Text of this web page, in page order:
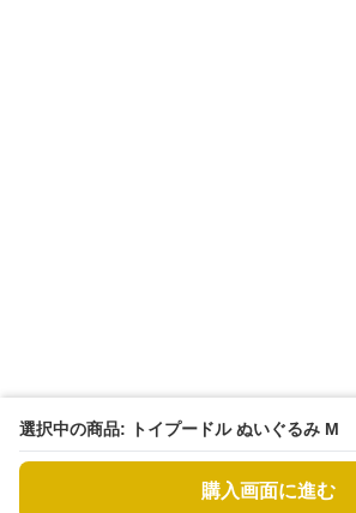
選択中の商品: トイプードル ぬいぐるみ M
購入画面に進む